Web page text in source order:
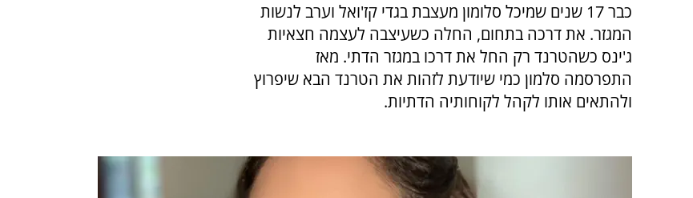
כבר 17 שנים שמיכל סלומון מעצבת בגדי קז'ואל וערב לנשות
המגזר. את דרכה בתחום, החלה כשעיצבה לעצמה חצאיות
ג'ינס כשהטרנד רק החל את דרכו במגזר הדתי. מאז
התפרסמה סלמון כמי שיודעת לזהות את הטרנד הבא שיפרוץ
ולהתאים אותו לקהל לקוחותיה הדתיות.